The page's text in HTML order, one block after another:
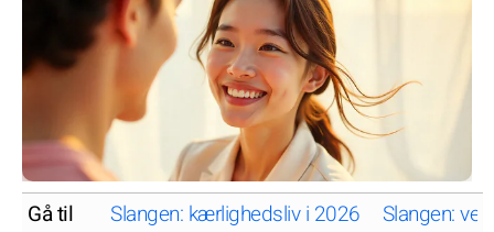
Gå til Slangen: kærlighedsliv i 2026 Slangen: